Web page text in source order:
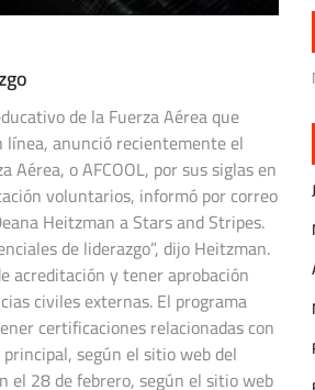
de la Fuerza Aérea que
anunció recientemente el
o AFCOOL, por sus siglas en
voluntarios, informó por correo
Heitzman a Stars and Stripes.
de liderazgo”, dijo Heitzman.
acreditación y tener aprobación
civiles externas. El programa
certificaciones relacionadas con
según el sitio web del
el 28 de febrero, según el sitio web